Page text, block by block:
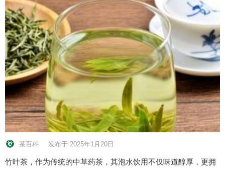
茶百科 发布于 2025年1月20日
竹叶茶，作为传统的中草药茶，其泡水饮用不仅味道醇厚，更拥